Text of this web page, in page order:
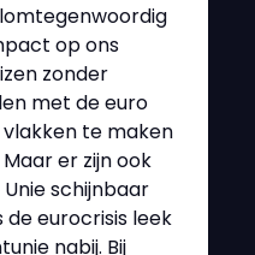
op ons
zonder
met de euro
te maken
er zijn ook
schijnbaar
de eurocrisis leek
nabij. Bij